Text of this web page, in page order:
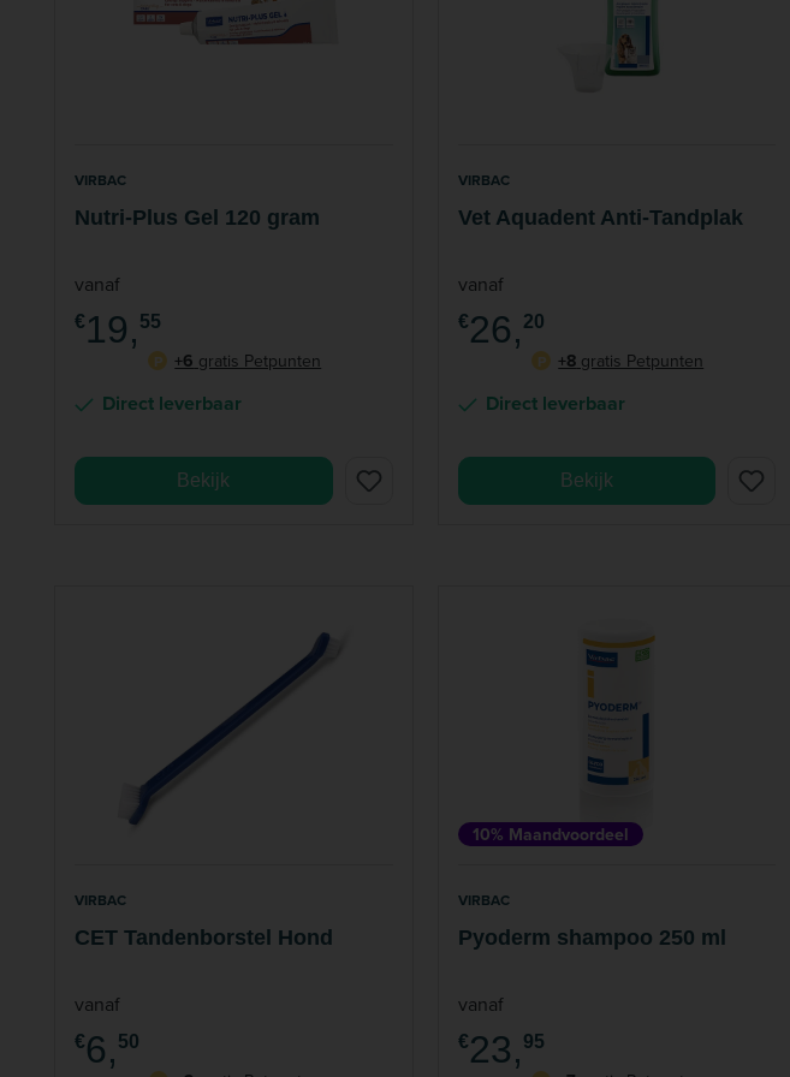
VIRBAC
Nutri-Plus Gel 120 gram
vanaf
€19, 55
P
+6 gratis Petpunten
Direct leverbaar
Bekijk
VIRBAC
Vet Aquadent Anti-Tandplak
vanaf
€26, 20
P
+8 gratis Petpunten
Direct leverbaar
Bekijk
VIRBAC
CET Tandenborstel Hond
vanaf
€6, 50
10% Maandvoordeel
VIRBAC
Pyoderm shampoo 250 ml
vanaf
€23, 95